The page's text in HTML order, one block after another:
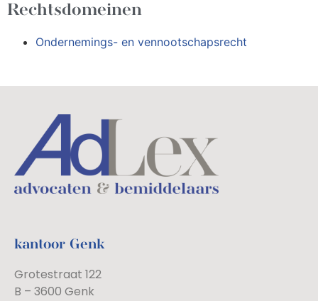
Rechtsdomeinen
Ondernemings- en vennootschapsrecht
kantoor Genk
Grotestraat 122
B – 3600 Genk